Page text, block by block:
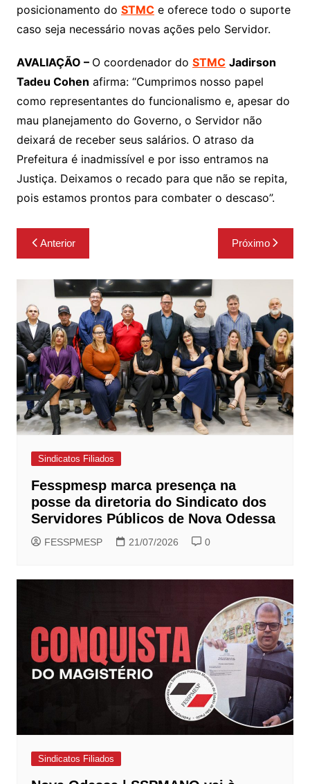
posicionamento do STMCe oferece todo o suporte
caso seja necessário novas ações pelo Servidor.
AVALIAÇÃO – O coordenador do STMC Jadirson
Tadeu Cohen afirma: “Cumprimos nosso papel
como representantes do funcionalismo e, apesar do
mau planejamento do Governo, o Servidor não
deixará de receber seus salários. O atraso da
Prefeitura é inadmissível e por isso entramos na
Justiça. Deixamos o recado para que não se repita,
pois estamos prontos para combater o descaso”.
Navegação
de
Post
Anterior Próximo
Sindicatos Filiados
Fesspmesp marca presença na
posse da diretoria do Sindicato dos
Servidores Públicos de Nova Odessa
FESSPMESP 21/07/2026 0
Sindicatos Filiados